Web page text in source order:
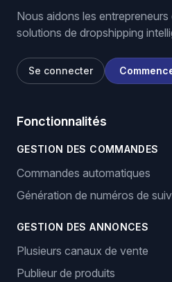
Nous aidons les
solutions de dropshipping
Se connecter
Fonctionnalités
GESTION DES COMMANDES
Commandes automatiques
Génération de numéros de
GESTION DES ANNONCES
Plusieurs canaux de vente
Publieur de produits